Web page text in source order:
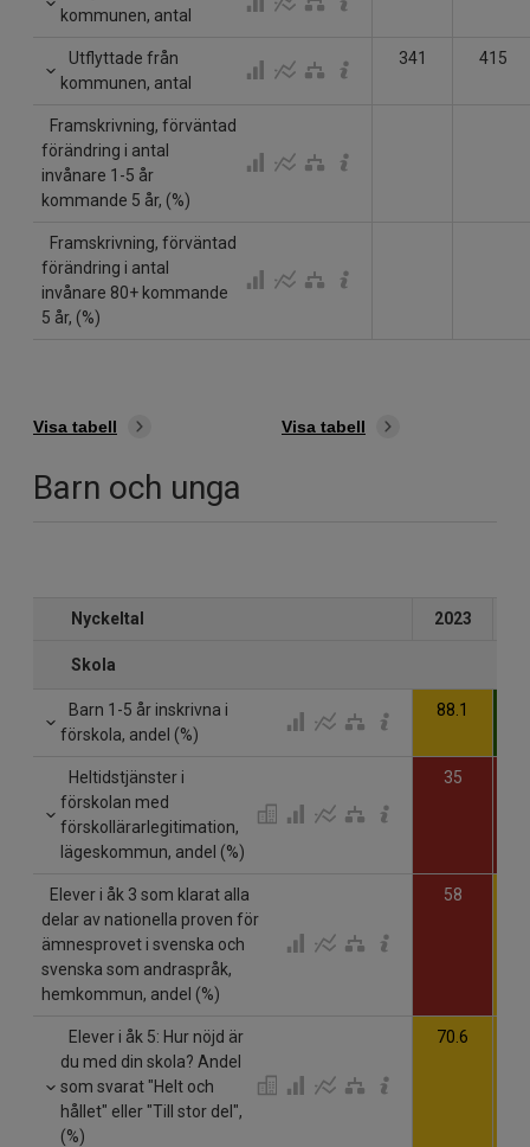
kommunen, antal
Utflyttade från
kommunen, antal
341 415
Framskrivning, förväntad
förändring i antal
invånare 1-5 år
kommande 5 år, (%)
Framskrivning, förväntad
förändring i antal
invånare 80+ kommande
5 år, (%)
Visa tabell Visa tabell
Barn och unga
Nyckeltal 2023
Skola
Barn 1-5 år inskrivna i
förskola, andel (%)
88.1
Heltidstjänster i
förskolan med
förskollärarlegitimation,
lägeskommun, andel (%)
35
Elever i åk 3 som klarat alla
delar av nationella proven för
ämnesprovet i svenska och
svenska som andraspråk,
hemkommun, andel (%)
58
Elever i åk 5: Hur nöjd är
du med din skola? Andel
som svarat "Helt och
hållet" eller "Till stor del",
(%)
70.6